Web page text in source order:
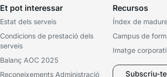
Et pot interessar
Estat dels serveis
Condicions de prestació dels
serveis
Balanç AOC 2025
Reconeixements Administració
Recursos
Índex de
Campus de
Imatge
Subscriu-